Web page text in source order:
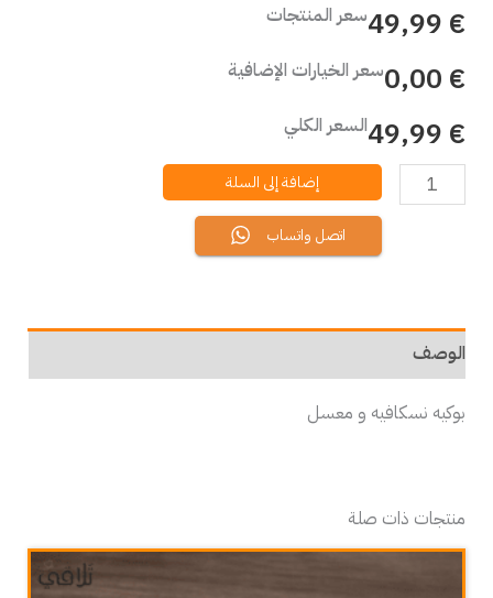
سعر المنتجات € 49,99
سعر الخيارات الإضافية € 0,00
السعر الكلي € 49,99
إضافة إلى السلة
اتصل واتساب
الوصف
بوكيه نسكافيه و معسل
منتجات ذات صلة